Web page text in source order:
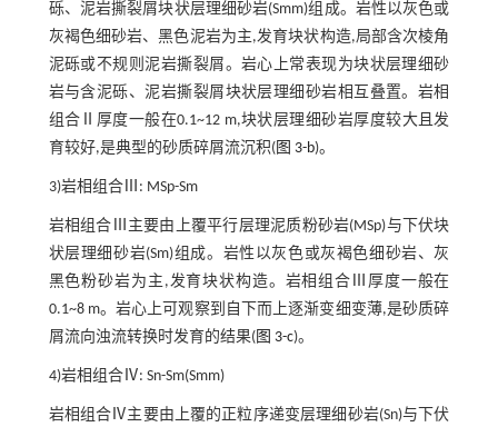
砾、泥岩撕裂屑块状层理细砂岩(Smm)组成。岩性以灰色或
灰褐色细砂岩、黑色泥岩为主,发育块状构造,局部含次棱角
泥砾或不规则泥岩撕裂屑。岩心上常表现为块状层理细砂
岩与含泥砾、泥岩撕裂屑块状层理细砂岩相互叠置。岩相
组合Ⅱ厚度一般在0.1~12 m,块状层理细砂岩厚度较大且发
育较好,是典型的砂质碎屑流沉积(图 3-b)。
3)岩相组合Ⅲ: MSp-Sm
岩相组合Ⅲ主要由上覆平行层理泥质粉砂岩(MSp)与下伏块
状层理细砂岩(Sm)组成。岩性以灰色或灰褐色细砂岩、灰
黑色粉砂岩为主,发育块状构造。岩相组合Ⅲ厚度一般在
0.1~8 m。岩心上可观察到自下而上逐渐变细变薄,是砂质碎
屑流向浊流转换时发育的结果(图 3-c)。
4)岩相组合Ⅳ: Sn-Sm(Smm)
岩相组合Ⅳ主要由上覆的正粒序递变层理细砂岩(Sn)与下伏